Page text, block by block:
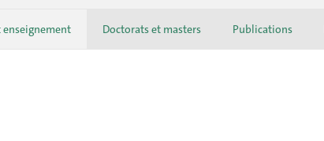
Doctorats et masters Publications